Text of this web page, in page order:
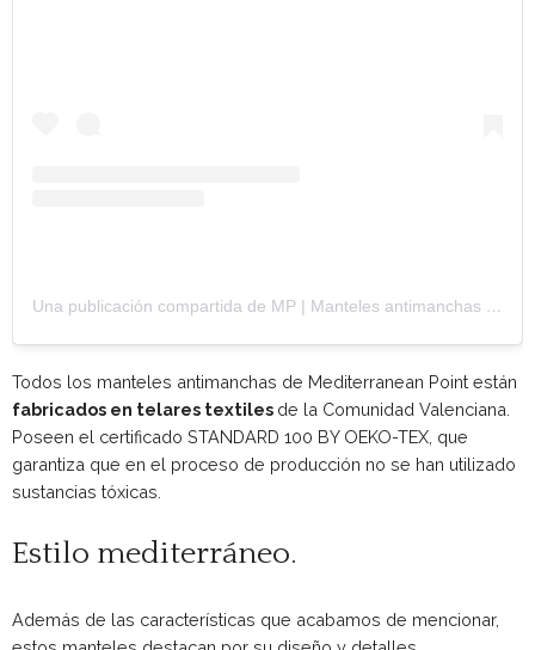
Una publicación compartida de MP | Manteles antimanchas (@mediterraneanpoint)
Todos los manteles antimanchas de Mediterranean Point están
fabricados en telares textiles de la Comunidad Valenciana.
Poseen el certificado STANDARD 100 BY OEKO-TEX, que
garantiza que en el proceso de producción no se han utilizado
sustancias tóxicas.
Estilo mediterráneo.
Además de las características que acabamos de mencionar,